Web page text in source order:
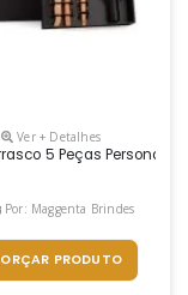
Em Caixa Kraft
Ver + Detalhes
5 Peças
Por: Maggenta Brindes
ORÇAR PRODUTO